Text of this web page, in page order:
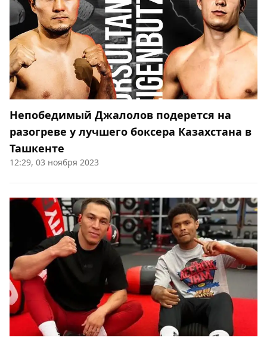
Непобедимый Джалолов подерется на
разогреве у лучшего боксера Казахстана в
Ташкенте
12:29, 03 ноября 2023